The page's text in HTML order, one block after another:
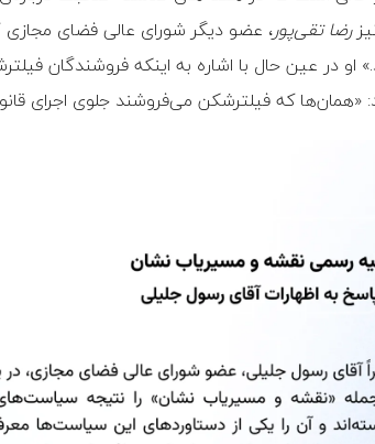
رضا تقی‌پور، عضو دیگر شورای عالی فضای
او در عین حال با اشاره به اینکه فروشندگان
«همان‌ها که فیلترشکن می‌فروشند جلوی اجرای